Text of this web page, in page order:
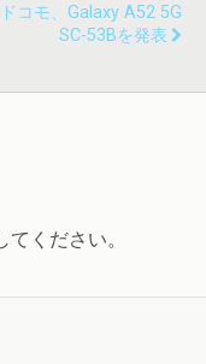
コモ、Galaxy A52 5G
SC-53Bを発表
てください。